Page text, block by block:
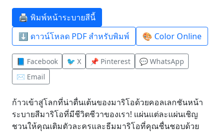
🖨️ พิมพ์หน้าระบายสีนี้
⬇️ ดาวน์โหลด PDF สำหรับพิมพ์
🎨 Color Online
📘 Facebook 🐦 X 📌 Pinterest
💬 WhatsApp
✉️ Email
ก้าวเข้าสู่โลกที่น่าตื่นเต้นของมาริโอด้วยคอลเลกชันหน้า
ระบายสีมาริโอที่มีชีวิตชีวาของเรา! แผ่นแต่ละแผ่นเชิญ
ชวนให้คุณเติมตัวละครและธีมมาริโอที่คุณชื่นชอบด้วย